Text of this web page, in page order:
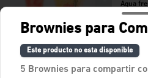
Agua
felices
$11.400
Brownies para
Este producto no esta disponible
5 Brownies para compartir